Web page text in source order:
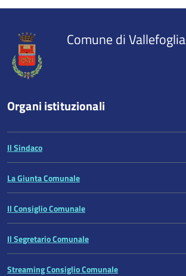
del
Comune di Vallefoglia
Organi istituzionali
Il Sindaco
La Giunta Comunale
Il Consiglio Comunale
Il Segretario Comunale
Streaming Consiglio Comunale